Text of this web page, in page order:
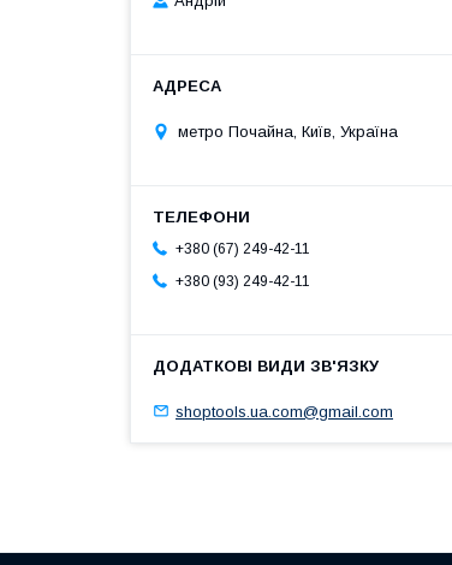
метро Почайна, Київ, Україна
+380 (67) 249-42-11
+380 (93) 249-42-11
shoptools.ua.com@gmail.com